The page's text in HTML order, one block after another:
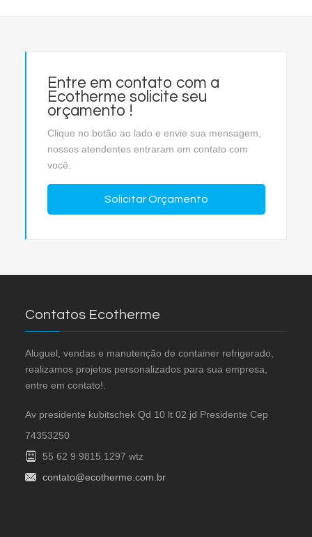
Entre em contato com a
Ecotherme solicite seu
orçamento !
Clique no botão ao lado e envie sua mensagem,
nossos atendentes entraram em contato com
você.
Solicitar Orçamento
Contatos Ecotherme
Aluguel, vendas e manutenção de container refrigerado,
realizamos projetos personalizados para sua empresa,
entre em contato!.
Av presidente kubitschek Qd 10 lt 02 jd Presidente Cep
74353250
55 62 9 9815.1297 wtz
contato@ecotherme.com.br